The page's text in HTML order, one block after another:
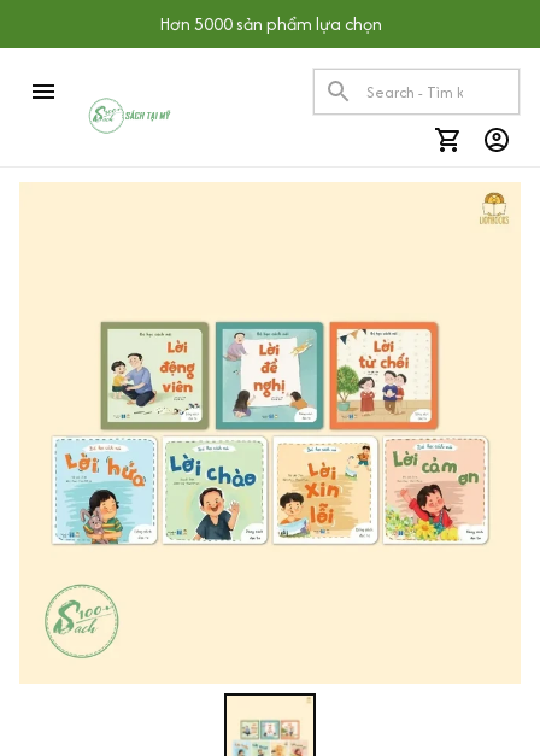
Hơn 5000 sản phẩm lựa chọn